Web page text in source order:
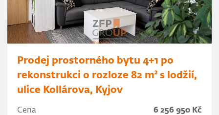
Prodej prostorného bytu 4+1 po
rekonstrukci o rozloze 82 m² s lodžií,
ulice Kollárova, Kyjov
Cena 6 256 950 Kč